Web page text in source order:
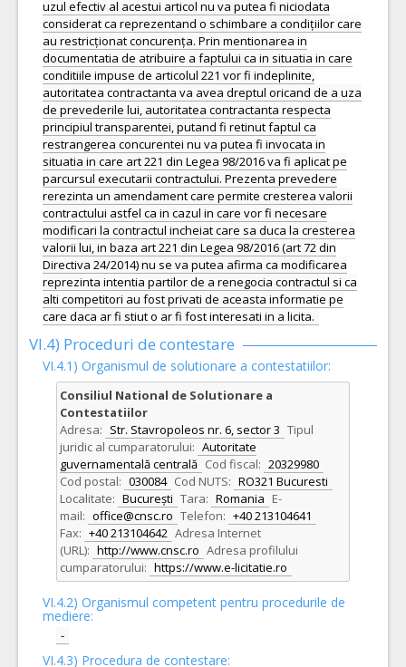
uzul efectiv al acestui articol nu va putea fi niciodata
considerat ca reprezentand o schimbare a condițiilor care
au restricționat concurența. Prin mentionarea in
documentatia de atribuire a faptului ca in situatia in care
conditiile impuse de articolul 221 vor fi indeplinite,
autoritatea contractanta va avea dreptul oricand de a uza
de prevederile lui, autoritatea contractanta respecta
principiul transparentei, putand fi retinut faptul ca
restrangerea concurentei nu va putea fi invocata in
situatia in care art 221 din Legea 98/2016 va fi aplicat pe
parcursul executarii contractului. Prezenta prevedere
rerezinta un amendament care permite cresterea valorii
contractului astfel ca in cazul in care vor fi necesare
modificari la contractul incheiat care sa duca la cresterea
valorii lui, in baza art 221 din Legea 98/2016 (art 72 din
Directiva 24/2014) nu se va putea afirma ca modificarea
reprezinta intentia partilor de a renegocia contractul si ca
alti competitori au fost privati de aceasta informatie pe
care daca ar fi stiut o ar fi fost interesati in a licita.
VI.4) Proceduri de contestare
VI.4.1) Organismul de solutionare a contestatiilor:
Consiliul National de Solutionare a
Contestatiilor
Adresa: Str. Stavropoleos nr. 6, sector 3 Tipul
juridic al cumparatorului: Autoritate
guvernamentală centrală Cod fiscal: 20329980
Cod postal: 030084 Cod NUTS: RO321 Bucuresti
Localitate: București Tara: Romania E-
mail: office@cnsc.ro Telefon: +40 213104641
Fax: +40 213104642 Adresa Internet
(URL): http://www.cnsc.ro Adresa profilului
cumparatorului: https://www.e-licitatie.ro
VI.4.2) Organismul competent pentru procedurile de
mediere:
-
VI.4.3) Procedura de contestare: